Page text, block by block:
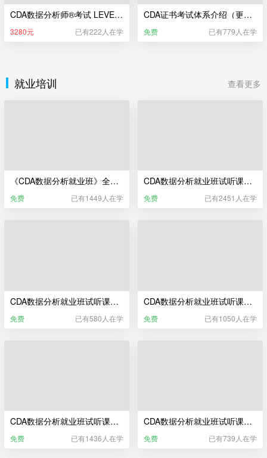
CDA数据分析师®考试 LEVEL III 辅导课（新版）
3280元 已有222人在学
CDA证书考试体系介绍（更新于2025年5月22日）
免费 已有779人在学
就业培训 查看更多
《CDA数据分析就业班》全流程实录宣传片
免费 已有1449人在学
CDA数据分析就业班试听课——数据科学相关行业及岗位介绍
免费 已有2451人在学
CDA数据分析就业班试听课——CDA数据分析师教研服务
免费 已有580人在学
CDA数据分析就业班试听课——Python编程基础与数据清洗
免费 已有1050人在学
CDA数据分析就业班试听课——Python统计分析
免费 已有1436人在学
CDA数据分析就业班试听课——CDA数据分析师职业发展服务
免费 已有739人在学